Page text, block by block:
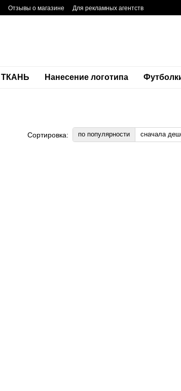
Отзывы о магазине Для рекламных агентств
ТКАНЬ Нанесение логотипа
Сортировка: по популярности сначала